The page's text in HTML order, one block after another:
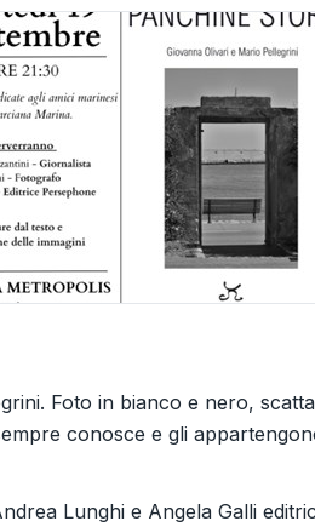
Foto in bianco e nero,
conosce e gli
Lunghi e Angela Galli